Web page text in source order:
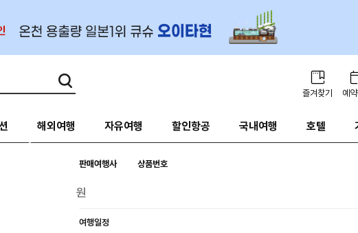
즐겨찾기 예
해외여행 자유여행 할인항공 국내여행 호텔
판매여행사 상품번호
여행일정